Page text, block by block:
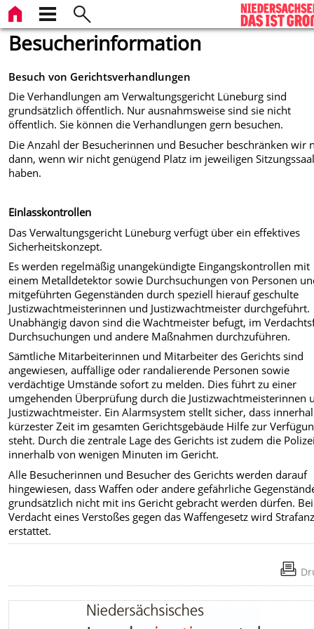
Besucherinformation
Besuch von Gerichtsverhandlungen
Die Verhandlungen am Verwaltungsgericht Lüneburg sind
grundsätzlich öffentlich. Nur ausnahmsweise sind sie nicht
öffentlich. Sie können die Verhandlungen gern besuchen.
Die Anzahl der Besucherinnen und Besucher beschränken wir
dann, wenn wir nicht genügend Platz im jeweiligen
haben.
Einlasskontrollen
Das Verwaltungsgericht Lüneburg verfügt über ein effektives
Sicherheitskonzept.
Es werden regelmäßig unangekündigte Eingangskontrollen mit
einem Metalldetektor sowie Durchsuchungen von Personen
mitgeführten Gegenständen durch speziell hierauf geschulte
Justizwachtmeisterinnen und Justizwachtmeister durchgeführt.
Unabhängig davon sind die Wachtmeister befugt, im
Durchsuchungen und andere Maßnahmen durchzuführen.
Sämtliche Mitarbeiterinnen und Mitarbeiter des Gerichts sind
angewiesen, auffällige oder randalierende Personen sowie
verdächtige Umstände sofort zu melden. Dies führt zu einer
umgehenden Überprüfung durch die Justizwachtmeisterinnen
Justizwachtmeister. Ein Alarmsystem stellt sicher, dass
kürzester Zeit im gesamten Gerichtsgebäude Hilfe zur
steht. Durch die zentrale Lage des Gerichts ist zudem die
innerhalb von wenigen Minuten im Gericht.
Alle Besucherinnen und Besucher des Gerichts werden darauf
hingewiesen, dass Waffen oder andere gefährliche
grundsätzlich nicht mit ins Gericht gebracht werden dürfen.
Verdacht eines Verstoßes gegen das Waffengesetz wird
erstattet.